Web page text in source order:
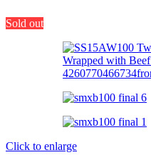
Sold out
Click to enlarge